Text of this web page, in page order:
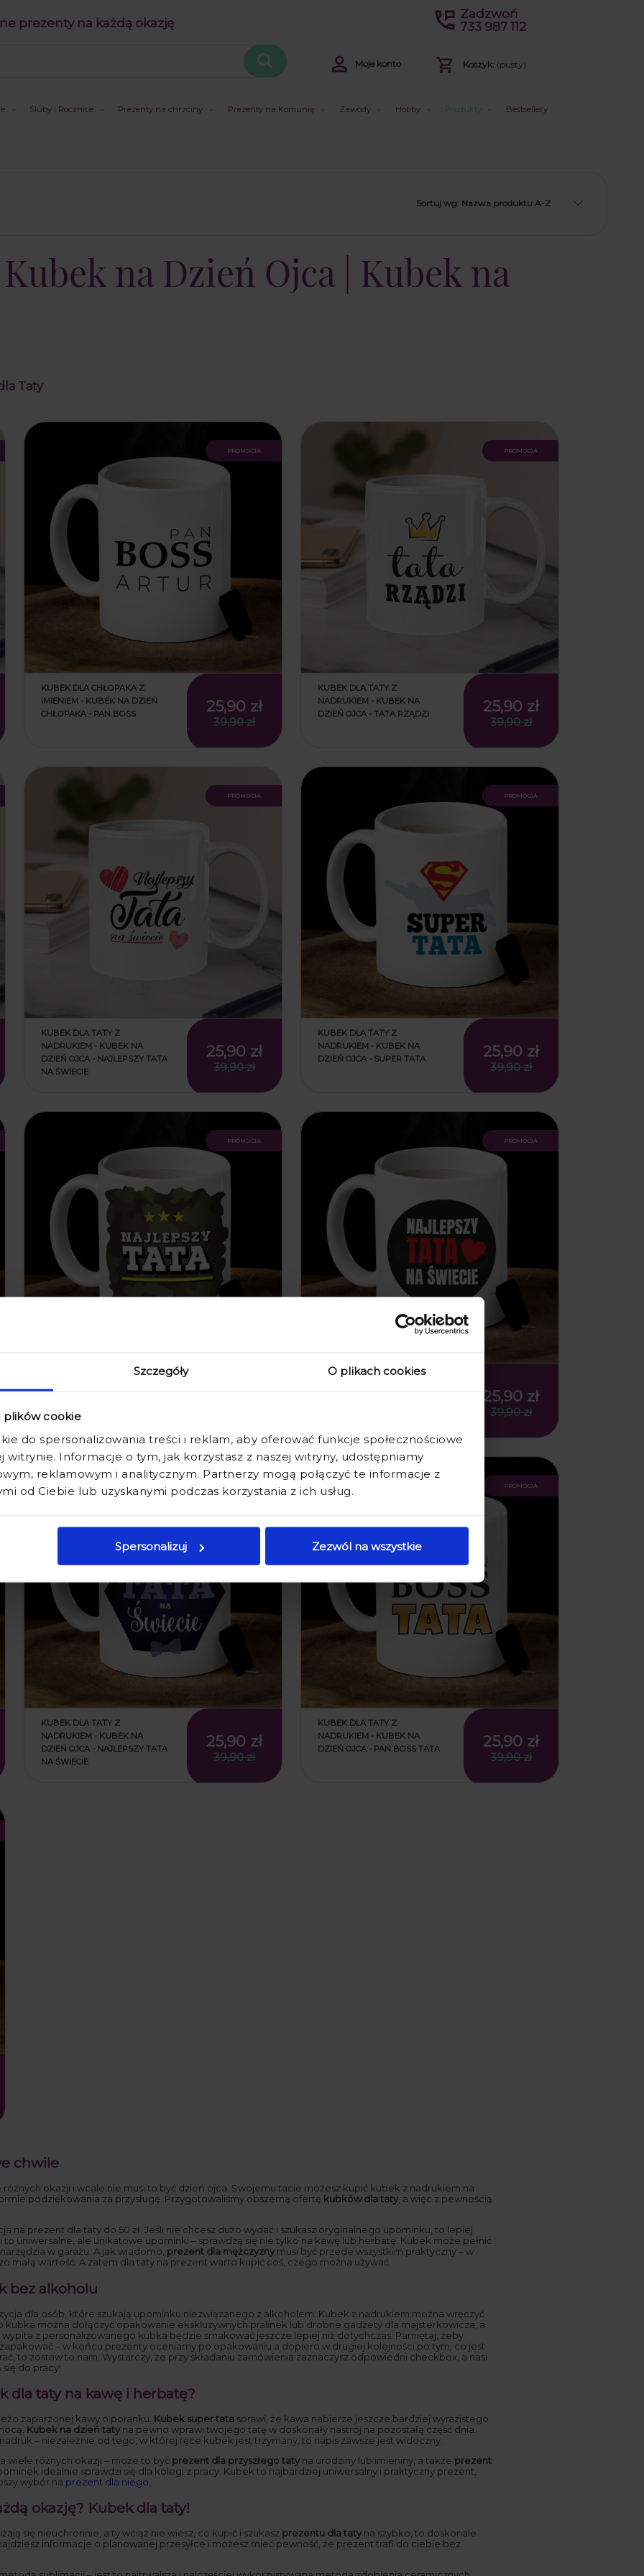
Szczegóły O plikach cookies
plików cookie
do spersonalizowania treści i reklam, aby oferować funkcje społecznościowe
witrynie. Informacje o tym, jak korzystasz z naszej witryny, udostępniamy
reklamowym i analitycznym. Partnerzy mogą połączyć te informacje z
od Ciebie lub uzyskanymi podczas korzystania z ich usług.
Spersonalizuj Zezwól na wszystkie
prezenty na każdą okazję
Zadzwoń
733 987 112
Koszyk: (pusty)
Moje konto
Śluby i Rocznice Prezenty na chrzciny Prezenty na Komunię Zawody Hobby Produkty Bestsellery
Sortuj wg: Nazwa produktu A-Z
na Dzień Ojca | Kubek na
Taty
KUBEK DLA CHŁOPAKA Z
IMIENIEM - KUBEK NA DZIEŃ
CHŁOPAKA - PAN BOSS
25,90 zł
39,90 zł
promocja
KUBEK DLA TATY Z
NADRUKIEM - KUBEK NA
DZIEŃ OJCA - TATA RZĄDZI
25,90 zł
39,90 zł
promocja
KUBEK DLA TATY Z
NADRUKIEM - KUBEK NA
DZIEŃ OJCA - NAJLEPSZY TATA
NA ŚWIECIE
25,90 zł
39,90 zł
promocja
KUBEK DLA TATY Z
NADRUKIEM - KUBEK NA
DZIEŃ OJCA - SUPER TATA
25,90 zł
39,90 zł
promocja
NADRUKIEM - KUBEK NA
MORO
promocja
KUBEK DLA TATY Z
25,90 zł
39,90 zł
promocja
KUBEK DLA TATY Z
NADRUKIEM - KUBEK NA
DZIEŃ OJCA - NAJLEPSZY TATA
NA ŚWIECIE
25,90 zł
39,90 zł
KUBEK DLA TATY Z
NADRUKIEM - KUBEK NA
DZIEŃ OJCA - PAN BOSS TATA
25,90 zł
39,90 zł
promocja
chwile
różnych okazji i wcale nie musi to być dzień ojca. Swojemu tacie możesz kupić kubek z nadrukiem na
podziękowania za przysługę. Przygotowaliśmy obszerną ofertę kubków dla taty, a więc z pewnością
na prezent dla taty do 50 zł. Jeśli nie chcesz dużo wydać i szukasz oryginalnego upominku, to lepiej
uniwersalne, ale unikatowe upominki – sprawdzą się nie tylko na kawę lub herbatę. Kubek może pełnić
w garażu. A jak wiadomo, prezent dla mężczyzny musi być przede wszystkim praktyczny – w
małą wartość. A zatem dla taty na prezent warto kupić coś, czego można używać.
bez alkoholu
dla osób, które szukają upominku niezwiązanego z alkoholem. Kubek z nadrukiem można wręczyć
kubka można dołączyć opakowanie ekskluzywnych pralinek lub drobne gadżety dla majsterkowicza, a
z personalizowanego kubka będzie smakować jeszcze lepiej niż dotychczas. Pamiętaj, żeby
– w końcu prezenty oceniamy po opakowaniu a dopiero w drugiej kolejności po tym, co jest
to zostaw to nam. Wystarczy, że przy składaniu zamówienia zaznaczysz odpowiedni checkbox, a nasi
do pracy!
dla taty na kawę i herbatę?
zaparzonej kawy o poranku. Kubek super tata sprawi, że kawa nabierze jeszcze bardziej wyrazistego
Kubek na dzień taty na pewno wprawi twojego tatę w doskonały nastrój na pozostałą część dnia.
– niezależnie od tego, w której ręce kubek jest trzymany, to napis zawsze jest widoczny.
wiele różnych okazji – może to być prezent dla przyszłego taty na urodziny lub imieniny, a także prezent
idealnie sprawdzi się dla kolegi z pracy. Kubek to najbardziej uniwersalny i praktyczny prezent,
wybór na prezent dla niego
okazję? Kubek dla taty!
się nieuchronnie, a ty wciąż nie wiesz, co kupić i szukasz prezentu dla taty na szybko, to doskonale
informacje o planowanej przesyłce i możesz mieć pewność, że prezent trafi do ciebie bez